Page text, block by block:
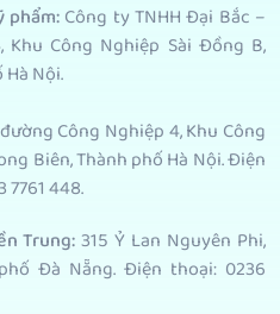
phẩm: Công ty TNHH Đại Bắc –
Khu Công Nghiệp Sài Đồng B,
Nội.
Công Nghiệp 4, Khu Công
Biên, Thành phố Hà Nội. Điện
7761 448.
Trung: 315 Ỷ Lan Nguyên Phi,
Đà Nẵng. Điện thoại: 0236